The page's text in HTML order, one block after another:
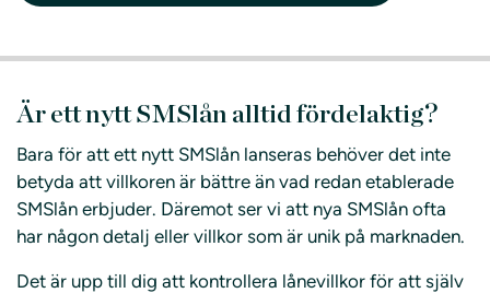
Är ett nytt SMSlån alltid fördelaktig?
Bara för att ett nytt SMSlån lanseras behöver det inte
betyda att villkoren är bättre än vad redan etablerade
SMSlån erbjuder. Däremot ser vi att nya SMSlån ofta
har någon detalj eller villkor som är unik på marknaden.
Det är upp till dig att kontrollera lånevillkor för att själv